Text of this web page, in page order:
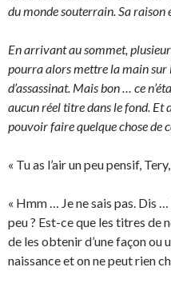
du monde souterrain. Sa
En arrivant au sommet,
pourra alors mettre la main sur
d’assassinat. Mais bon … ce
aucun réel titre dans le fond. Et
pouvoir faire quelque chose de
« Tu as l’air un peu pensif,
« Hmm … Je ne sais pas. Dis
peu ? Est-ce que les titres de
de les obtenir d’une façon ou
naissance et on ne peut rien